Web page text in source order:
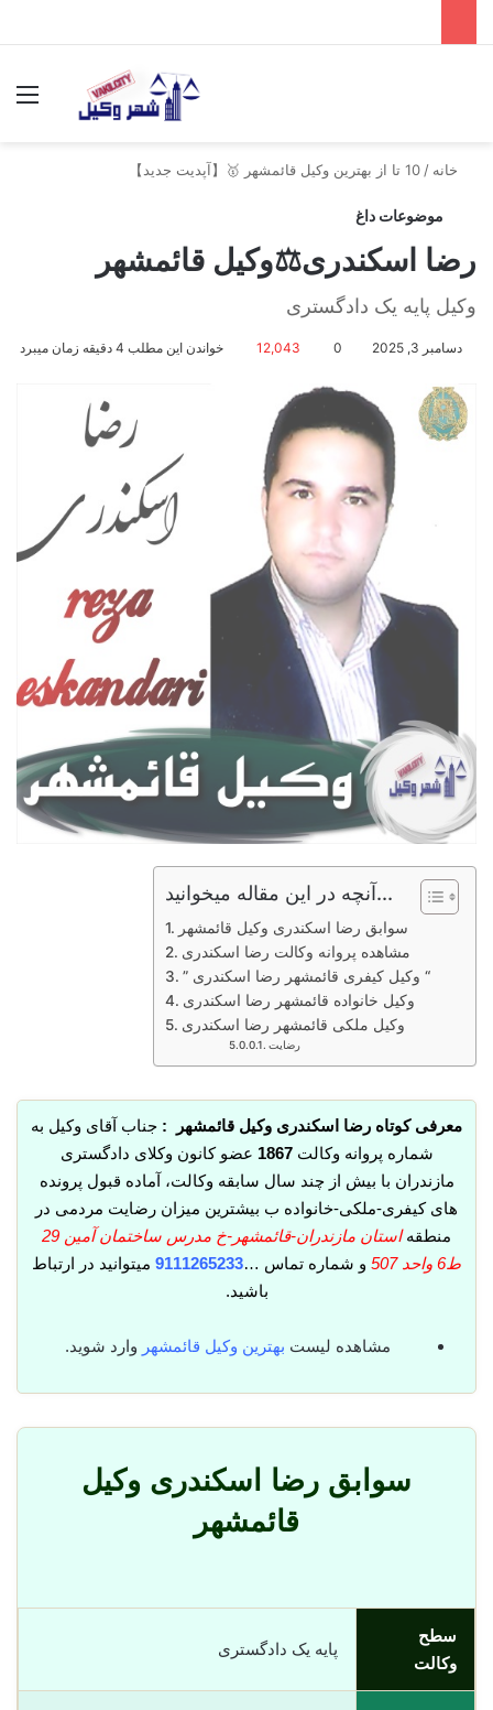
خانه / 10 تا از بهترین وکیل قائمشهر 🥇【آپدیت جدید】
موضوعات داغ
رضا اسکندری⚖️وکیل قائمشهر
وکیل پایه یک دادگستری
دسامبر 3, 2025 0
12,043 خواندن این مطلب 4 دقیقه زمان میبرد
آنچه در این مقاله میخوانید...
سوابق رضا اسکندری وکیل قائمشهر
مشاهده پروانه وکالت رضا اسکندری
” وکیل کیفری قائمشهر رضا اسکندری “
وکیل خانواده قائمشهر رضا اسکندری
وکیل ملکی قائمشهر رضا اسکندری
رضایت
معرفی کوتاه رضا اسکندری وکیل قائمشهر : جناب آقای وکیل به
شماره پروانه وکالت1867 عضو کانون وکلای دادگستری
مازندران با بیش از چند سال سابقه وکالت، آماده قبول پرونده
های کیفری-ملکی-خانواده ب بیشترین میزان رضایت مردمی در
منطقه
استان مازندران-قائمشهر-خ مدرس ساختمان آمین 29
ط6 واحد 507
و شماره تماس …9111265233 میتوانید در ارتباط
باشید.
مشاهده لیست بهترین وکیل قائمشهر وارد شوید.
سوابق رضا اسکندری وکیل
قائمشهر
سطح
وکالت
پایه یک دادگستری